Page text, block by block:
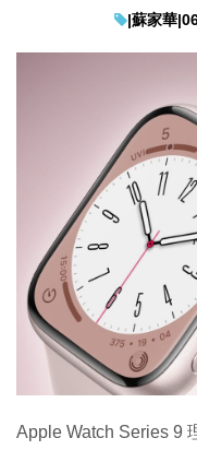
|蘇家華|
Apple Watch Series 9